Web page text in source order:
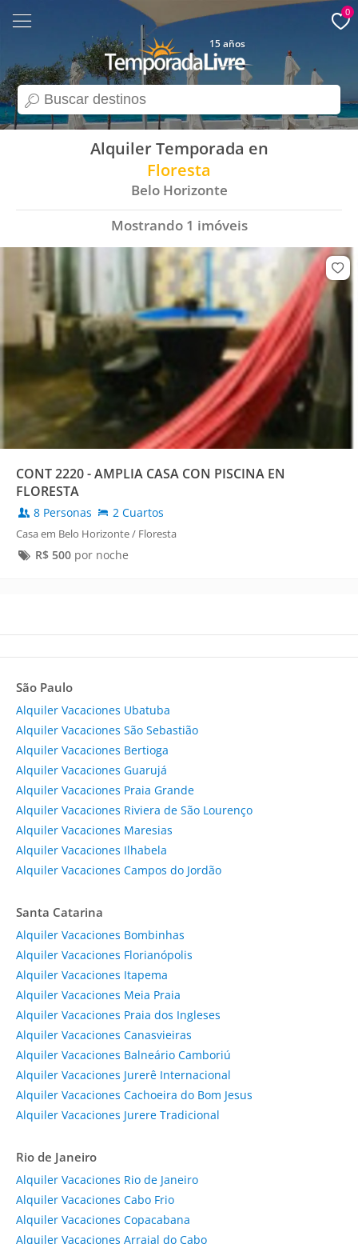
search
15 años
0
Alquiler Temporada en
Floresta
Belo Horizonte
Mostrando 1 imóveis
CONT 2220 - AMPLIA CASA CON PISCINA EN
FLORESTA
8 Personas 2 Cuartos
Casa em Belo Horizonte / Floresta
R$ 500por noche
São Paulo
Alquiler Vacaciones Ubatuba
Alquiler Vacaciones São Sebastião
Alquiler Vacaciones Bertioga
Alquiler Vacaciones Guarujá
Alquiler Vacaciones Praia Grande
Alquiler Vacaciones Riviera de São Lourenço
Alquiler Vacaciones Maresias
Alquiler Vacaciones Ilhabela
Alquiler Vacaciones Campos do Jordão
Santa Catarina
Alquiler Vacaciones Bombinhas
Alquiler Vacaciones Florianópolis
Alquiler Vacaciones Itapema
Alquiler Vacaciones Meia Praia
Alquiler Vacaciones Praia dos Ingleses
Alquiler Vacaciones Canasvieiras
Alquiler Vacaciones Balneário Camboriú
Alquiler Vacaciones Jurerê Internacional
Alquiler Vacaciones Cachoeira do Bom Jesus
Alquiler Vacaciones Jurere Tradicional
Rio de Janeiro
Alquiler Vacaciones Rio de Janeiro
Alquiler Vacaciones Cabo Frio
Alquiler Vacaciones Copacabana
Alquiler Vacaciones Arraial do Cabo